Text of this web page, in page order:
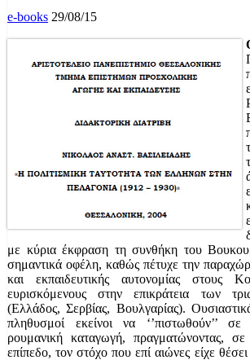
e-books 29/08/15
με κύρια έκφραση τη συνθήκη του
σημαντικά οφέλη, καθώς πέτυχε την
και εκπαιδευτικής αυτονομίας στους
ευρισκόμενους στην επικράτεια των
(Ελλάδος, Σερβίας, Βουλγαρίας).
πληθυσμοί εκείνοι να ‘’πιστωθούν’’
ρουμανική καταγωγή, πραγματώνοντας, σε
επίπεδο, τον στόχο που επί αιώνες είχε θέσει